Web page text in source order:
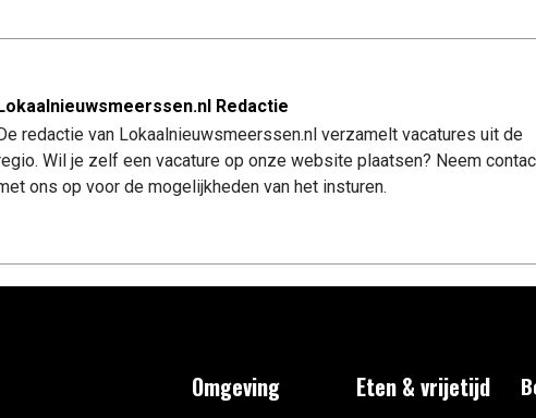
Lokaalnieuwsmeerssen.nl Redactie
De redactie van Lokaalnieuwsmeerssen.nl verzamelt vacatures uit de
Wil je zelf een vacature op onze website plaatsen? Neem
ons op voor de mogelijkheden van het insturen.
Omgeving Eten & vrijetijd